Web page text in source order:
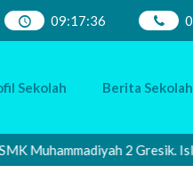
09:17:37
Sekolah Berita Sekolah
Muhammadiyah 2 Gresik.